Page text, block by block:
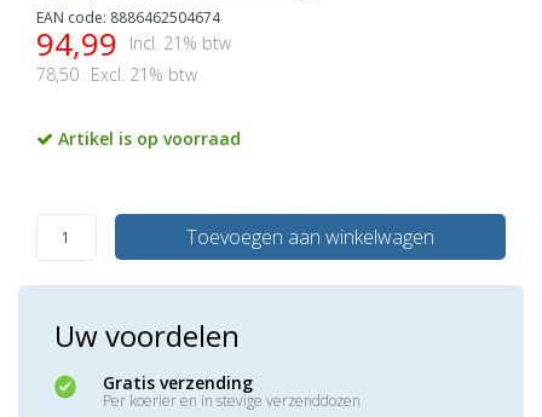
EAN code: 8886462504674
94,99
Incl. 21% btw
78,50 Excl. 21% btw
Artikel is op voorraad
Toevoegen aan winkelwagen
Uw voordelen
Gratis verzending
Per koerier en in stevige verzenddozen